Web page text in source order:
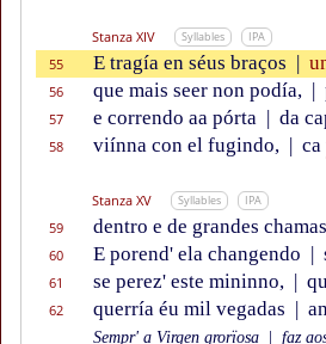
Stanza XIV Syllables IPA
55 E tragía en séus braços |
56 que mais seer non podía, |
57 e correndo aa pórta | da
58 viínna con el fugindo, | ca
Stanza XV Syllables IPA
59 dentro e de grandes chamas
60 E porend' ela changendo |
61 se perez' este mininno, |
62 querría éu mil vegadas |
Sempr' a Virgen grorïosa faz